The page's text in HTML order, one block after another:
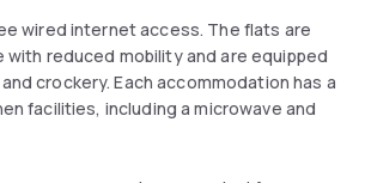
wired internet access. The flats are
with reduced mobility and are equipped
crockery. Each accommodation has a
facilities, including a microwave and